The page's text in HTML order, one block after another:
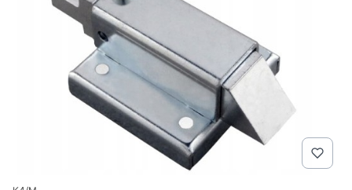
Kod produktu